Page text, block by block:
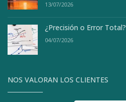
13/07/2026
¿Precisión o Error Total?
04/07/2026
NOS VALORAN LOS CLIENTES